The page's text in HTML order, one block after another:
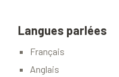
Langues parlées
Français
Anglais